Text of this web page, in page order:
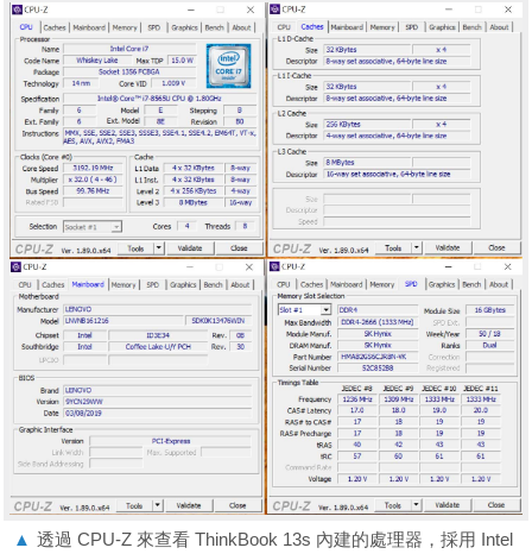
▲ 透過 CPU-Z 來查看 ThinkBook 13s 內建的處理器，採用 Intel